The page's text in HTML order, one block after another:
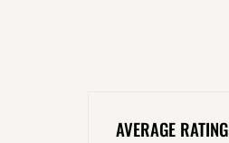
AVERAGE RATING